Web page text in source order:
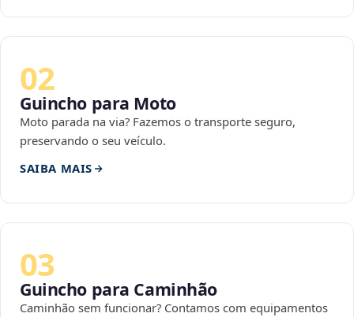
02
Guincho para Moto
Moto parada na via? Fazemos o transporte seguro,
preservando o seu veículo.
SAIBA MAIS
03
Guincho para Caminhão
Caminhão sem funcionar? Contamos com equipamentos